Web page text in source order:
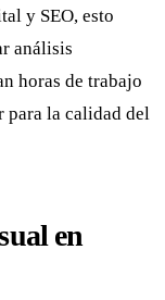
y SEO, esto
análisis
horas de trabajo
para la calidad del
en